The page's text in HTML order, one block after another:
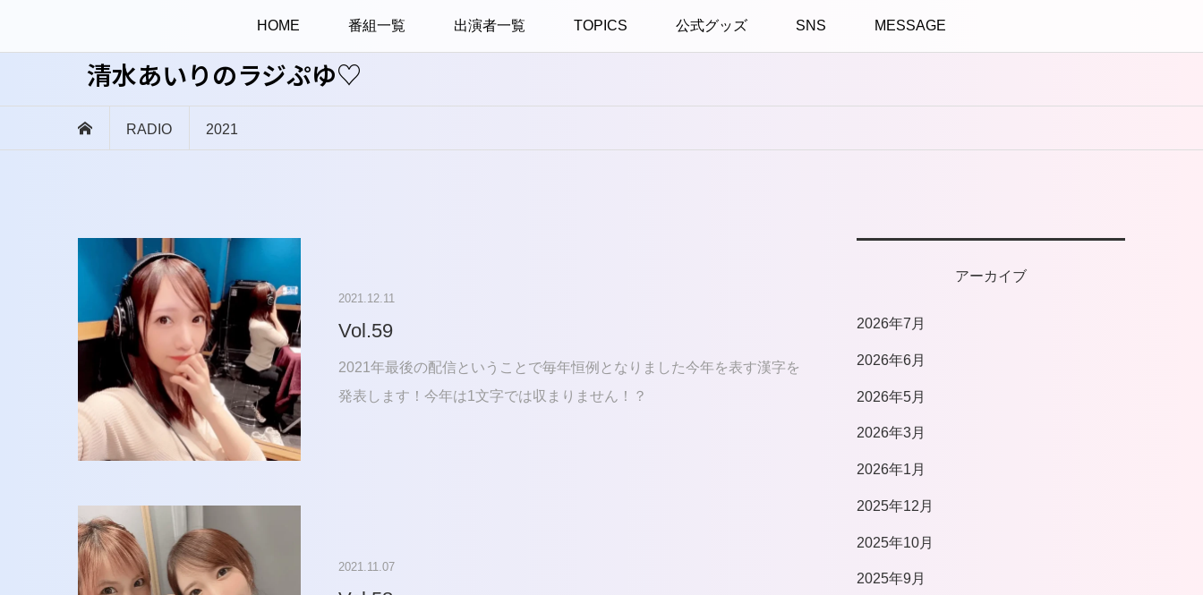
HOME 番組一覧 出演者一覧 TOPICS 公式グッズ SNS MESSAGE
清水あいりのラジぷゆ♡
RADIO 2021
2021.12.11
Vol.59
2021年最後の配信ということで毎年恒例となりました今年を表す漢字を
発表します！今年は1文字では収まりません！？
2021.11.07
アーカイブ
2026年7月
2026年6月
2026年5月
2026年3月
2026年1月
2025年12月
2025年10月
2025年9月